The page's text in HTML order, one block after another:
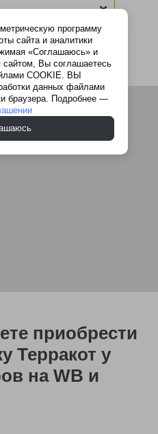
приобрести
Терракот у
на WB и
программу
сайта и аналитики
«Соглашаюсь» и
сайтом, Вы соглашаетесь
COOKIE. ВЫ
данных файлами
браузера. Подробнее —